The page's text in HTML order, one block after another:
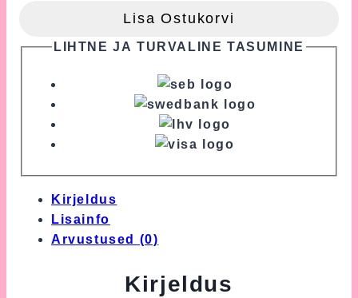
Lisa Ostukorvi
LIHTNE JA TURVALINE TASUMINE
Kirjeldus
Lisainfo
Arvustused (0)
Kirjeldus